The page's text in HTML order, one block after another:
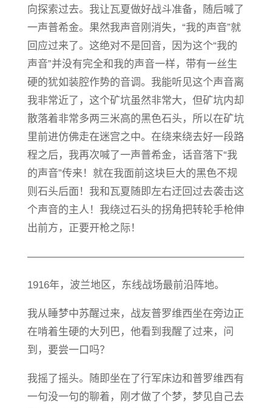
向探索过去。我让瓦夏做好战斗准备，随后喊了
一声普希金。果然我声音刚消失，“我的声音”就
回应过来了。这绝对不是回音，因为这个“我的
声音”并没有完全和我的声音一样，带有一丝生
硬的犹如装腔作势的音调。我能听见这个声音离
我非常近了，这个矿坑虽然非常大，但矿坑内却
散落着非常多两三米高的黑色石头，所以在矿坑
里前进仿佛走在迷宫之中。在绕来绕去好一段路
程之后，我再次喊了一声普希金，话音落下“我
的声音”传来！就在我面前这块巨大的黑色不规
则石头后面！我和瓦夏随即左右迂回过去袭击这
个声音的主人！我绕过石头的拐角把转轮手枪伸
出前方，正要开枪之际！
—————————————————————
1916年，波兰地区，东线战场最前沿阵地。
我从睡梦中苏醒过来，战友普罗维西坐在旁边正
在啃着生硬的大列巴，他看到我醒了过来，问
到，要尝一口吗？
我摇了摇头。随即坐在了行军床边和普罗维西有
一句没一句的聊着，刚才做了个梦，梦见自己去